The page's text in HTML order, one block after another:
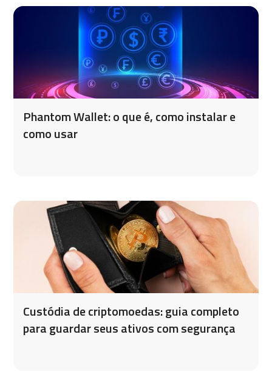
Phantom Wallet: o que é, como instalar e
como usar
Custódia de criptomoedas: guia completo
para guardar seus ativos com segurança